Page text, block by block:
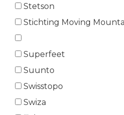
Stetson
Stichting Moving
Superfeet
Suunto
Swisstopo
Swiza